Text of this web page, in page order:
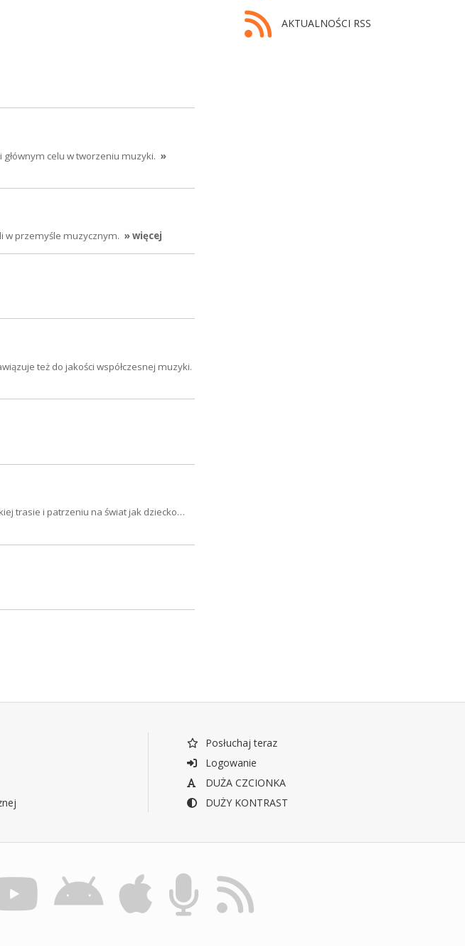
AKTUALNOŚCI RSS
celu w tworzeniu muzyki. »
w przemyśle muzycznym. » więcej
też do jakości współczesnej muzyki.
trasie i patrzeniu na świat jak dziecko…
Posłuchaj teraz
Logowanie
DUŻA CZCIONKA
DUŻY KONTRAST